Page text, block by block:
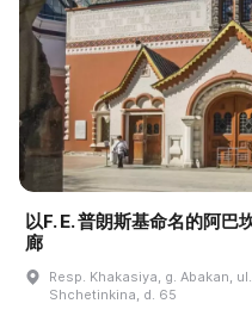
以F. E. 普朗斯基命名的阿巴
廊
Resp. Khakasiya, g. Abakan, ul.
Shchetinkina, d. 65